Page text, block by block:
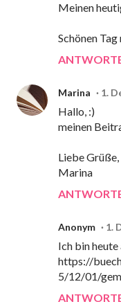
Meinen
Schönen Tag
Marina 1.
Hallo, :)
meinen
Liebe Grüße,
Marina
Anonym 1.
Ich bin
https://
5/12/01/